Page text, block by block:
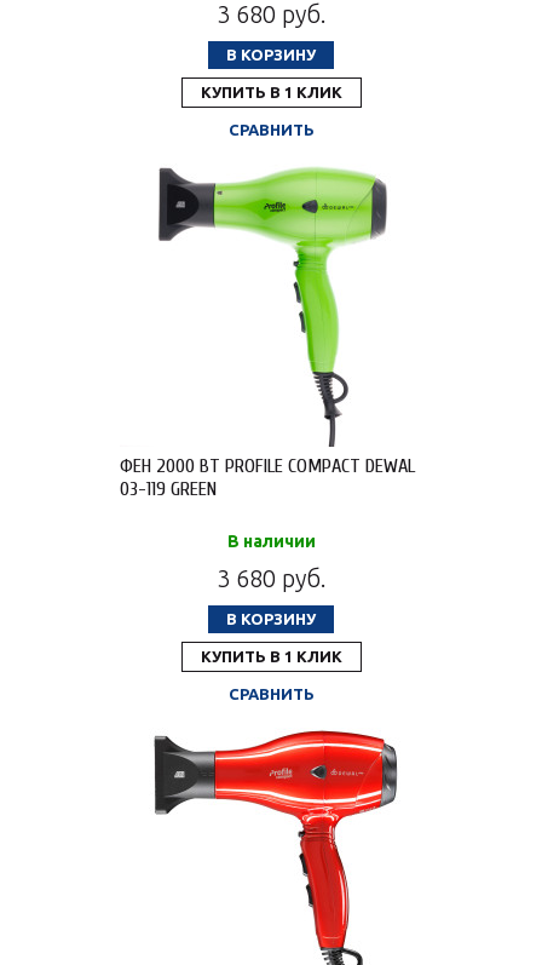
3 680 руб.
В КОРЗИНУ
КУПИТЬ В 1 КЛИК
СРАВНИТЬ
ФЕН 2000 ВТ PROFILE COMPACT DEWAL
03-119 GREEN
В наличии
3 680 руб.
В КОРЗИНУ
КУПИТЬ В 1 КЛИК
СРАВНИТЬ